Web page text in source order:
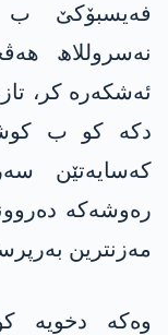
فەیسبۆکێ ب
نەسروللاھ
ئەشکەرە کر،
دکە کو ب
کەسایەتێن
رەوشەکە
مەزنترین
وەکە دخویە